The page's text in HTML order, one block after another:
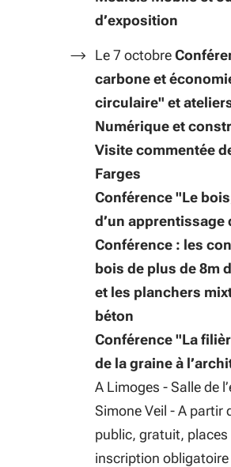
d’exposition
Le 7 octobre
carbone et
circulaire" et
Numérique et
Visite commentée
Farges
Conférence "Le
d’un apprentissage
Conférence : les
bois de plus de 8m
et les planchers
béton
Conférence "La
de la graine à
A Limoges - Salle de
Simone Veil - A partir
public, gratuit, places
inscription obligatoire